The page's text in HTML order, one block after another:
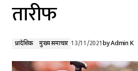
तारीफ
प्रादेशिक मुख्य समाचार 13/11/2021byAdmin K